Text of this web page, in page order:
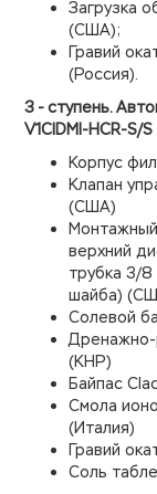
Загрузка
(США);
Гравий
(Россия).
3 - ступень.
V1CIDMI-HCR-S/
Корпус
Клапан
(США)
Монтажный
верхний
трубка 3/
шайба)
Солевой
Дренажно-
(КНР)
Байпас
Смола
(Италия)
Гравий
Соль